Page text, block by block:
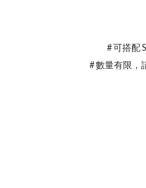
# 可搭配
# 數量有限，